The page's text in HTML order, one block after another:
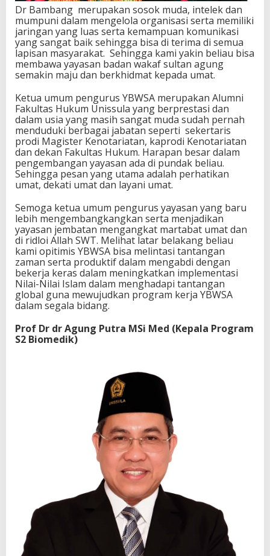
Dr Bambang merupakan sosok muda, intelek dan
mumpuni dalam mengelola organisasi serta memiliki
jaringan yang luas serta kemampuan komunikasi
yang sangat baik sehingga bisa di terima di semua
lapisan masyarakat. Sehingga kami yakin beliau bisa
membawa yayasan badan wakaf sultan agung
semakin maju dan berkhidmat kepada umat.
Ketua umum pengurus YBWSA merupakan Alumni
Fakultas Hukum Unissula yang berprestasi dan
dalam usia yang masih sangat muda sudah pernah
menduduki berbagai jabatan seperti sekertaris
prodi Magister Kenotariatan, kaprodi Kenotariatan
dan dekan Fakultas Hukum. Harapan besar dalam
pengembangan yayasan ada di pundak beliau.
Sehingga pesan yang utama adalah perhatikan
umat, dekati umat dan layani umat.
Semoga ketua umum pengurus yayasan yang baru
lebih mengembangkangkan serta menjadikan
yayasan jembatan mengangkat martabat umat dan
di ridloi Allah SWT. Melihat latar belakang beliau
kami opitimis YBWSA bisa melintasi tantangan
zaman serta produktif dalam mengabdi dengan
bekerja keras dalam meningkatkan implementasi
Nilai-Nilai Islam dalam menghadapi tantangan
global guna mewujudkan program kerja YBWSA
dalam segala bidang.
Prof Dr dr Agung Putra MSi Med (Kepala Program
S2 Biomedik)